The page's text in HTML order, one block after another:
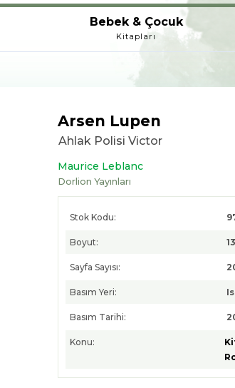
Bebek & Çocuk
Kitapları
Arsen Lupen
Ahlak Polisi Victor
Maurice Leblanc
Dorlion Yayınları
Stok Kodu:
Boyut:
Sayfa Sayısı:
Basım Yeri:
Basım Tarihi:
Konu: